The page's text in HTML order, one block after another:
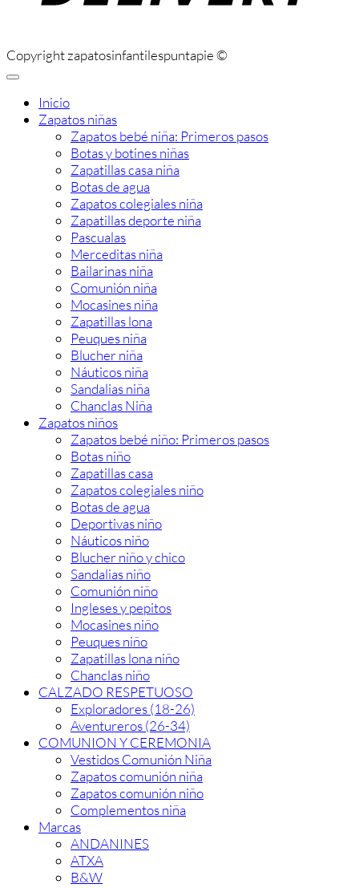
Copyright zapatosinfantilespuntapie ©
Inicio
Zapatos niñas
Zapatos bebé niña: Primeros pasos
Botas y botines niñas
Zapatillas casa niña
Botas de agua
Zapatos colegiales niña
Zapatillas deporte niña
Pascualas
Merceditas niña
Bailarinas niña
Comunión niña
Mocasines niña
Zapatillas lona
Peuques niña
Blucher niña
Náuticos niña
Sandalias niña
Chanclas Niña
Zapatos niños
Zapatos bebé niño: Primeros pasos
Botas niño
Zapatillas casa
Zapatos colegiales niño
Botas de agua
Deportivas niño
Náuticos niño
Blucher niño y chico
Sandalias niño
Comunión niño
Ingleses y pepitos
Mocasines niño
Peuques niño
Zapatillas lona niño
Chanclas niño
CALZADO RESPETUOSO
Exploradores (18-26)
Aventureros (26-34)
COMUNION Y CEREMONIA
Vestidos Comunión Niña
Zapatos comunión niña
Zapatos comunión niño
Complementos niña
Marcas
ANDANINES
ATXA
B&W